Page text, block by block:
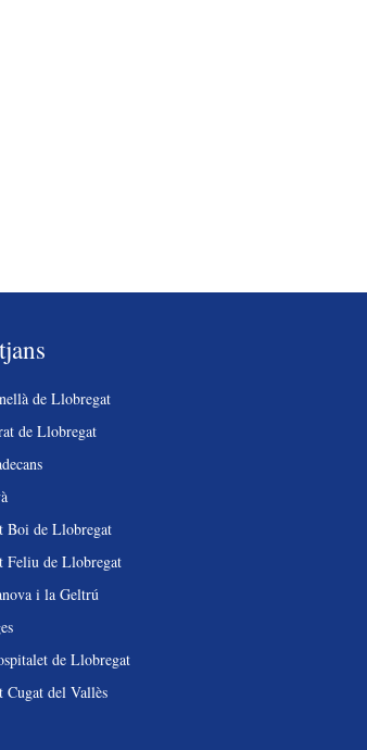
de Llobregat
de Llobregat
Boi de Llobregat
Feliu de Llobregat
i la Geltrú
de Llobregat
Cugat del Vallès